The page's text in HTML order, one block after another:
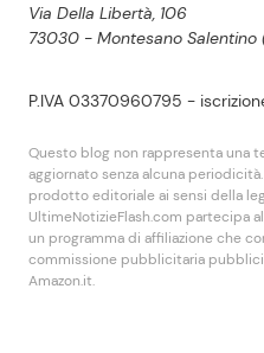
Via Della Libertà, 106
73030 - Montesano Salentino
P.IVA 03370960795 -
Questo blog non rappresenta una
aggiornato senza alcuna
prodotto editoriale ai sensi della
UltimeNotizieFlash.com partecipa
un programma di affiliazione che
commissione pubblicitaria
Amazon.it.